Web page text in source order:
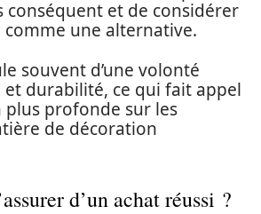
conséquent et de considérer
comme une alternative.
souvent d’une volonté
et durabilité, ce qui fait appel
plus profonde sur les
de décoration
d’un achat réussi ?